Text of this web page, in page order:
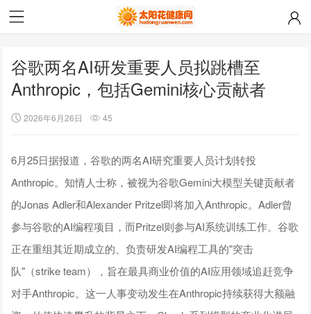
谷歌两名AI研发重要人员拟跳槽至
Anthropic，包括Gemini核心贡献者
2026年6月26日 45
6月25日据报道，谷歌的两名AI研究重要人员计划转投
Anthropic。知情人士称，被视为谷歌Gemini大模型关键贡献者
的Jonas Adler和Alexander Pritzel即将加入Anthropic。Adler曾
参与谷歌的AI编程项目，而Pritzel则参与AI系统训练工作。谷歌
正在重组其近期成立的、负责研发AI编程工具的"突击
队"（strike team），旨在最具商业价值的AI应用领域追赶竞争
对手Anthropic。这一人事变动发生在Anthropic持续获得大额融